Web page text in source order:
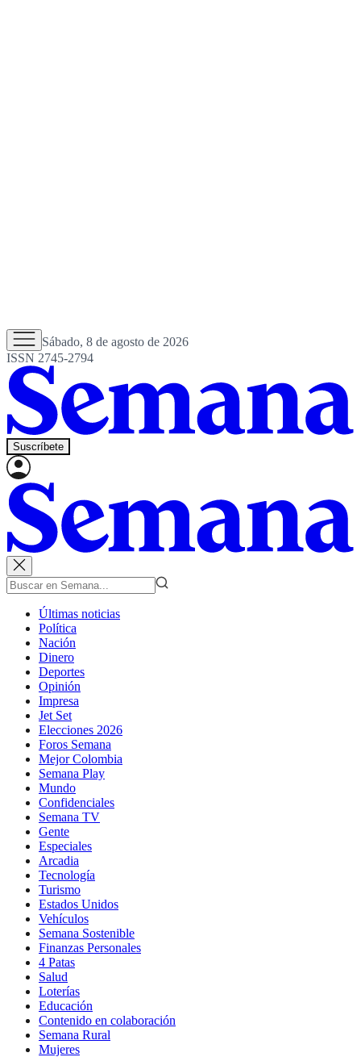
Sábado, 8 de agosto de 2026
ISSN 2745-2794
Suscríbete
Últimas noticias
Política
Nación
Dinero
Deportes
Opinión
Impresa
Jet Set
Elecciones 2026
Foros Semana
Mejor Colombia
Semana Play
Mundo
Confidenciales
Semana TV
Gente
Especiales
Arcadia
Tecnología
Turismo
Estados Unidos
Vehículos
Semana Sostenible
Finanzas Personales
4 Patas
Salud
Loterías
Educación
Contenido en colaboración
Semana Rural
Mujeres